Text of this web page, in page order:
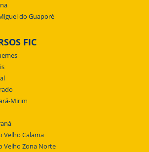
do Guaporé
FIC
Mirim
Velho Calama
Velho Zona Norte